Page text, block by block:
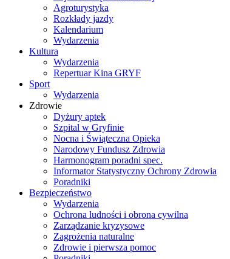
Agroturystyka
Rozkłady jazdy
Kalendarium
Wydarzenia
Kultura
Wydarzenia
Repertuar Kina GRYF
Sport
Wydarzenia
Zdrowie
Dyżury aptek
Szpital w Gryfinie
Nocna i Świąteczna Opieka
Narodowy Fundusz Zdrowia
Harmonogram poradni spec.
Informator Statystyczny Ochrony Zdrowia
Poradniki
Bezpieczeństwo
Wydarzenia
Ochrona ludności i obrona cywilna
Zarządzanie kryzysowe
Zagrożenia naturalne
Zdrowie i pierwsza pomoc